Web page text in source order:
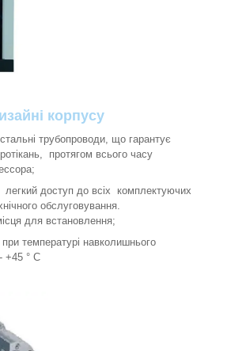
корпусу
трубопроводи, що гарантує
протягом всього часу
легкий доступ до всіх комплектуючих
обслуговування.
для встановлення;
температурі навколишнього
+45 ° C